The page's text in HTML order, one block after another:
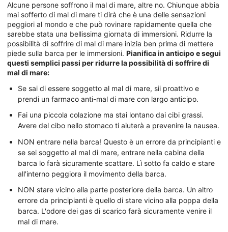
Alcune persone soffrono il mal di mare, altre no. Chiunque abbia
mai sofferto di mal di mare ti dirà che è una delle sensazioni
peggiori al mondo e che può rovinare rapidamente quella che
sarebbe stata una bellissima giornata di immersioni. Ridurre la
possibilità di soffrire di mal di mare inizia ben prima di mettere
piede sulla barca per le immersioni. Pianifica in anticipo e segui
questi semplici passi per ridurre la possibilità di soffrire di
mal di mare:
Se sai di essere soggetto al mal di mare, sii proattivo e
prendi un farmaco anti-mal di mare con largo anticipo.
Fai una piccola colazione ma stai lontano dai cibi grassi.
Avere del cibo nello stomaco ti aiuterà a prevenire la nausea.
NON entrare nella barca! Questo è un errore da principianti e
se sei soggetto al mal di mare, entrare nella cabina della
barca lo farà sicuramente scattare. Lì sotto fa caldo e stare
all'interno peggiora il movimento della barca.
NON stare vicino alla parte posteriore della barca. Un altro
errore da principianti è quello di stare vicino alla poppa della
barca. L'odore dei gas di scarico farà sicuramente venire il
mal di mare.